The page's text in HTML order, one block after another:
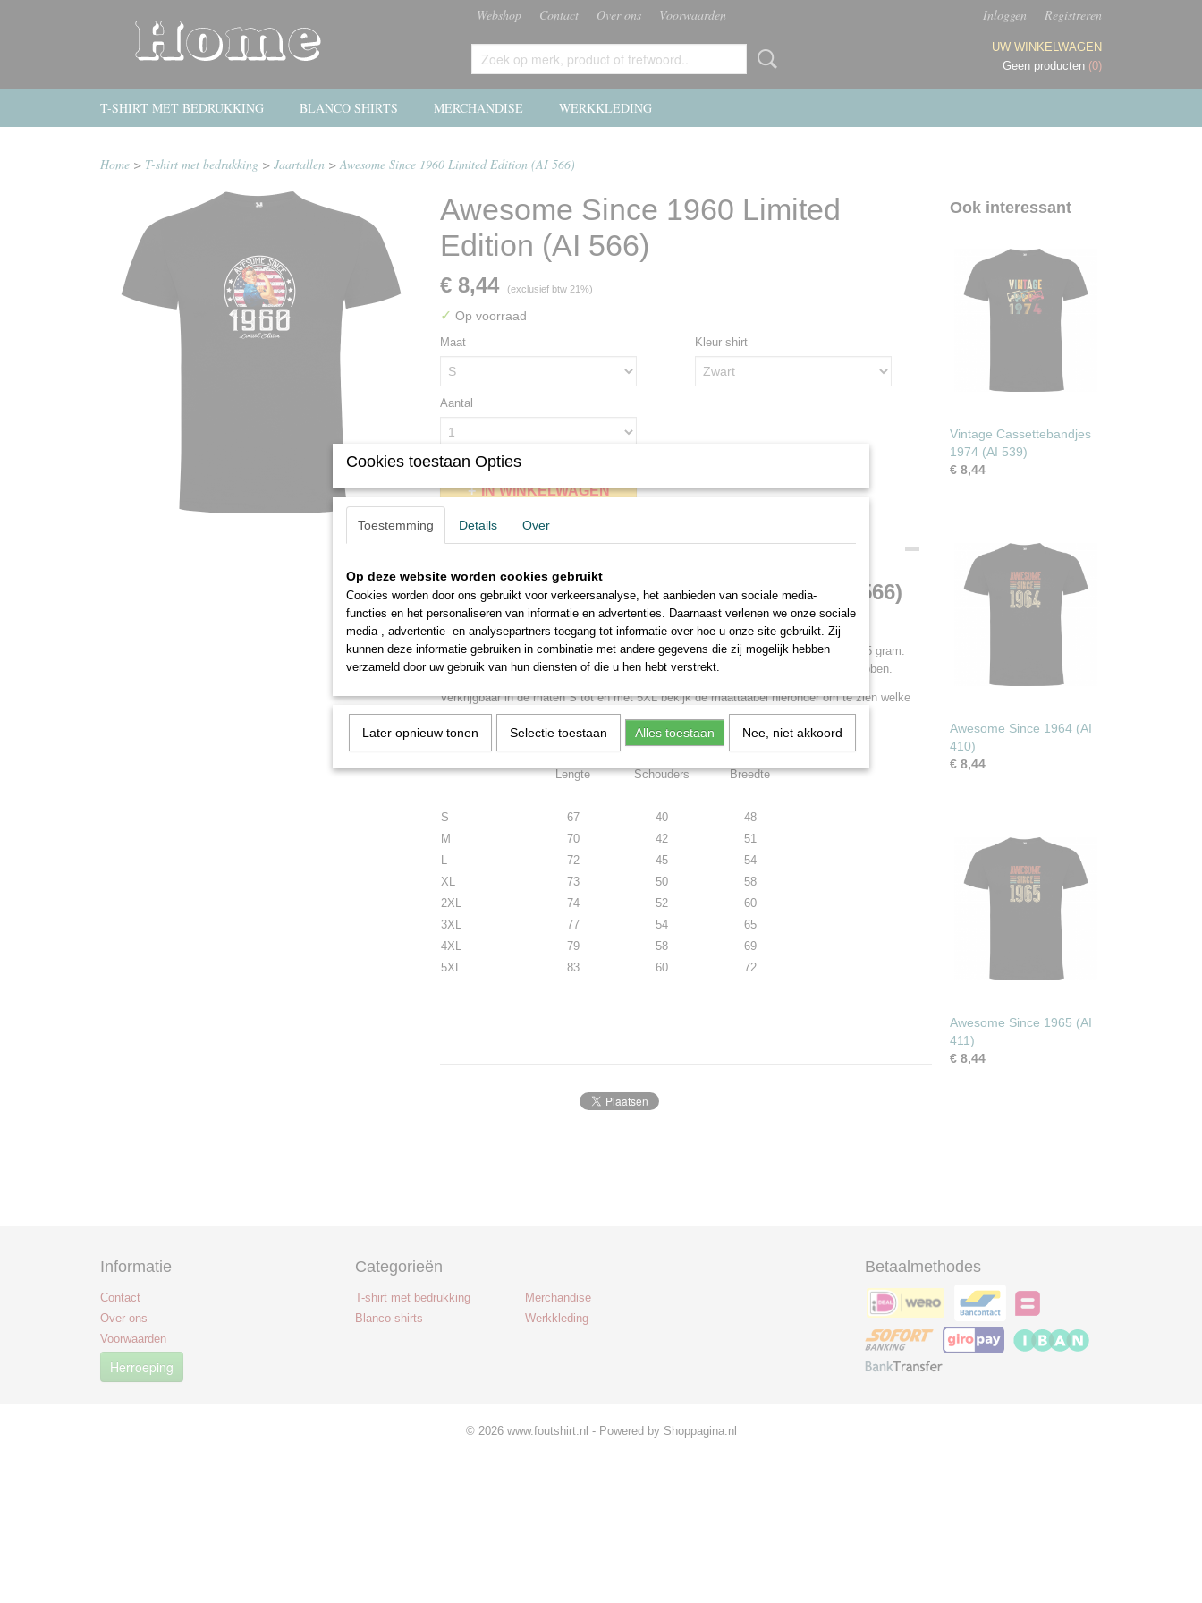
Webshop Contact Over ons Voorwaarden Inloggen Registreren
UW WINKELWAGEN
Geen producten (0)
T-SHIRT MET BEDRUKKING BLANCO SHIRTS MERCHANDISE WERKKLEDING
Home > T-shirt met bedrukking > Jaartallen >Awesome Since 1960 Limited Edition (AI 566)
Awesome Since 1960 Limited
Edition (AI 566)
€ 8,44 (exclusief btw 21%)
✓ Op voorraad
Maat Kleur shirt
Aantal
IN WINKELWAGEN
Omschrijving
Awesome Since 1960 Limited Edition (AI 566)
Dit geweldige shirt met ronde hals en korte mouwen. Materiaal 100% katoen en 165 gram.
Indien het shirt binnenstebuiten gewassen wordt zal u er nog langer plezier van hebben.
Verkrijgbaar in de maten S tot en met 5XL bekijk de maattaabel hieronder om te zien welke
maat u nodig heeft.
Lengte Schouders Breedte
S 67 40
48
M
70 42
51
L
72 45
54
XL
73 50
58
2XL
74 52
60
3XL
77 54
65
4XL
79 58
69
5XL
83 60 72
Ook interessant
Vintage Cassettebandjes
1974 (AI 539)
€ 8,44
Awesome Since 1964 (AI
410)
€ 8,44
Awesome Since 1965 (AI
411)
€ 8,44
Informatie
Contact
Over ons
Voorwaarden
Herroeping
Categorieën
T-shirt met bedrukking
Blanco shirts
Merchandise
Werkkleding
Betaalmethodes
© 2026 www.foutshirt.nl - Powered by Shoppagina.nl
Cookies toestaan Opties
Toestemming Details Over
Op deze website worden cookies gebruikt
Cookies worden door ons gebruikt voor verkeersanalyse, het aanbieden van sociale media-
functies en het personaliseren van informatie en advertenties. Daarnaast verlenen we onze sociale
media-, advertentie- en analysepartners toegang tot informatie over hoe u onze site gebruikt. Zij
kunnen deze informatie gebruiken in combinatie met andere gegevens die zij mogelijk hebben
verzameld door uw gebruik van hun diensten of die u hen hebt verstrekt.
Later opnieuw tonen Selectie toestaan Alles toestaan Nee, niet akkoord